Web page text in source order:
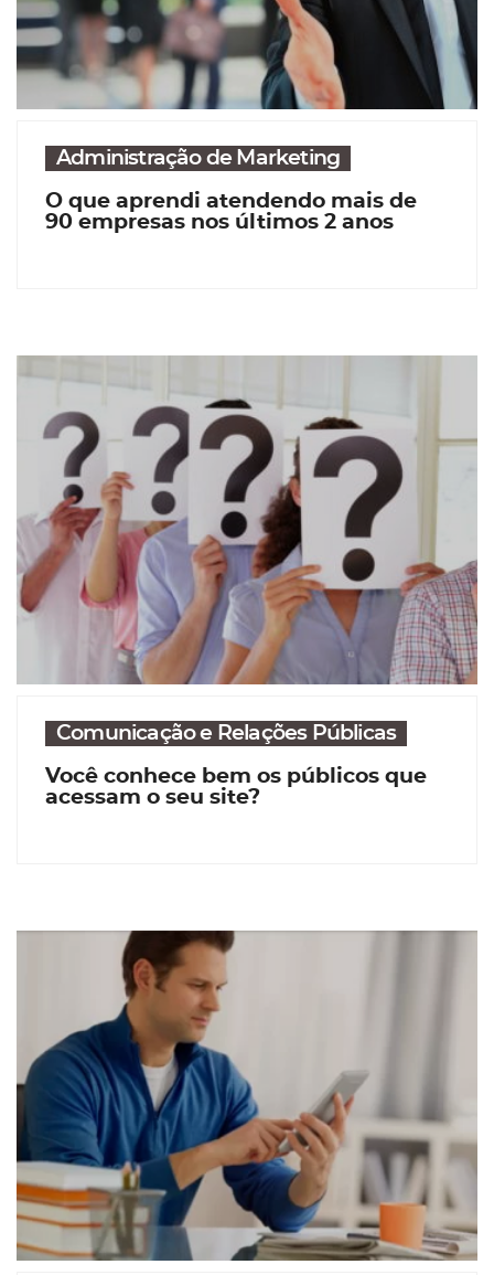
Administração de Marketing
O que aprendi atendendo mais de
90 empresas nos últimos 2 anos
Comunicação e Relações Públicas
Você conhece bem os públicos que
acessam o seu site?